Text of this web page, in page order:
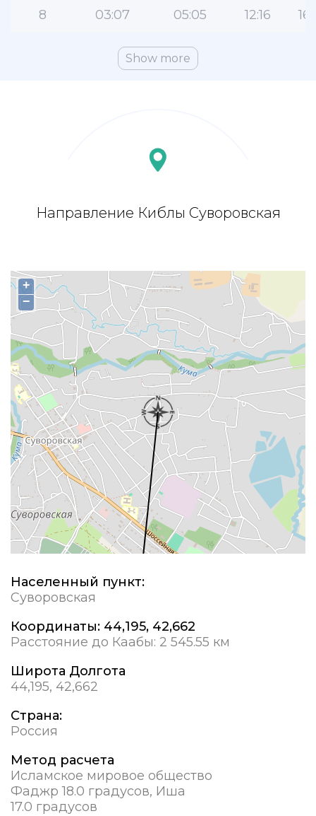
8 03:07 05:05 12:16
Show more
Направление Киблы Суворовская
+
−
Населенный пункт:
Суворовская
Координаты: 44,195, 42,662
Расстояние до Каабы: 2 545.55 км
Широта Долгота
44,195, 42,662
Страна:
Россия
Метод расчета
Исламское мировое общество
Фаджр 18.0 градусов, Иша
17.0 градусов